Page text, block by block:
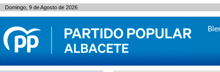
Domingo, 9 de Agosto de 2026